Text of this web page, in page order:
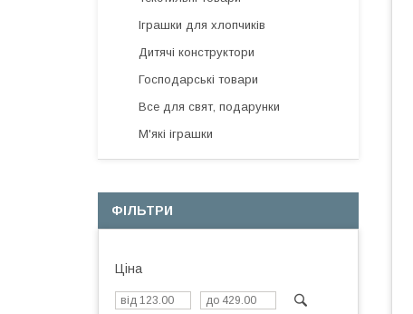
Іграшки для хлопчиків
Дитячі конструктори
Господарські товари
Все для свят, подарунки
М'які іграшки
ФІЛЬТРИ
Ціна